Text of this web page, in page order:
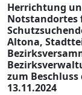
Herrichtung
Notstandortes
Altona,
zum Beschluss
13.11.2024